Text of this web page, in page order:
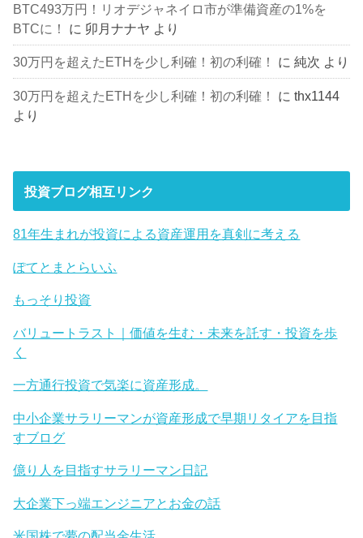
BTC493万円！リオデジャネイロ市が準備資産の1%を
BTCに！
に 卯月ナナヤ より
30万円を超えたETHを少し利確！初の利確！ に純次 より
30万円を超えたETHを少し利確！初の利確！ にthx1144
より
投資ブログ相互リンク
81年生まれが投資による資産運用を真剣に考える
ぽてとまとらいふ
もっそり投資
バリュートラスト｜価値を生む・未来を託す・投資を歩
く
一方通行投資で気楽に資産形成。
中小企業サラリーマンが資産形成で早期リタイアを目指
すブログ
億り人を目指すサラリーマン日記
大企業下っ端エンジニアとお金の話